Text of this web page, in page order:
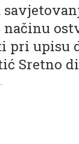
načinu
pri upisu
Sretno